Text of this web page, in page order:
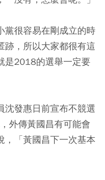
黨很容易在剛成立的時
跡，所以大家都很有這
是2018的選舉一定要
沈發惠日前宣布不競選
外傳黃國昌有可能會
，「黃國昌下一次基本